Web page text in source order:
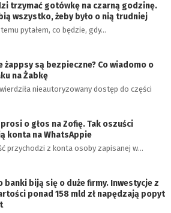
trzymać gotówkę na czarną godzinę.
wszystko, żeby było o nią trudniej
pytałem, co będzie, gdy…
żappsy są bezpieczne? Co wiadomo o
na Żabkę
nieautoryzowany dostęp do części
o głos na Zofię. Tak oszuści
konta na WhatsAppie
przychodzi z konta osoby zapisanej w…
banki biją się o duże firmy. Inwestycje z
ponad 158 mld zł napędzają popyt